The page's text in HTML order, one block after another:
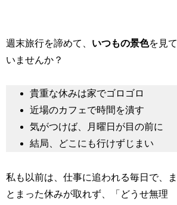
週末旅行を諦めて、 いつもの景色を見て
いませんか？
貴重な休みは家でゴロゴロ
近場のカフェで時間を潰す
気がつけば、月曜日が目の前に
結局、どこにも行けずじまい
私も以前は、仕事に追われる毎日で、ま
とまった休みが取れず、「どうせ無理